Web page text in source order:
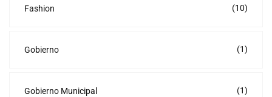
Fashion (10)
Gobierno (1)
Gobierno Municipal (1)